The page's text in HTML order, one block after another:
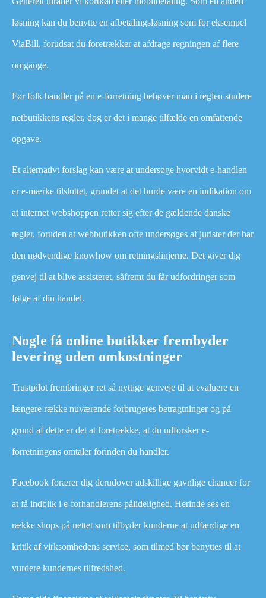
løsning kan du benytte en afbetalingsløsning som for eksempel
ViaBill, forudsat du foretrækker at afdrage regningen af flere
omgange.
Før folk handler på en e-forretning behøver man i reglen studere
netbutikkens regler, dog er det i mange tilfælde en omfattende
opgave.
Et alternativt forslag kan være at undersøge hvorvidt e-handlen
er e-mærke tilsluttet, grundet at det burde være en indikation om
at internet webshoppen retter sig efter de gældende danske
regler, foruden at webbutikken ofte undersøges af jurister der har
den nødvendige knowhow om retningslinjerne. Det giver dig
genvej til at blive assisteret, såfremt du får udfordringer som
følge af din handel.
Nogle få online butikker frembyder
levering uden omkostninger
Trustpilot frembringer ret så nyttige genveje til at evaluere en
længere række nuværende forbrugeres betragtninger og på
grund af dette er det at foretrække, at du udforsker e-
forretningens omtaler forinden du handler.
Facebook forærer dig derudover adskillige gavnlige chancer for
at få indblik i e-forhandlerens pålidelighed. Herinde ses en
række shops på nettet som tilbyder kunderne at udfærdige en
kritik af virksomhedens service, som tilmed bør benyttes til at
vurdere kundernes tilfredshed.